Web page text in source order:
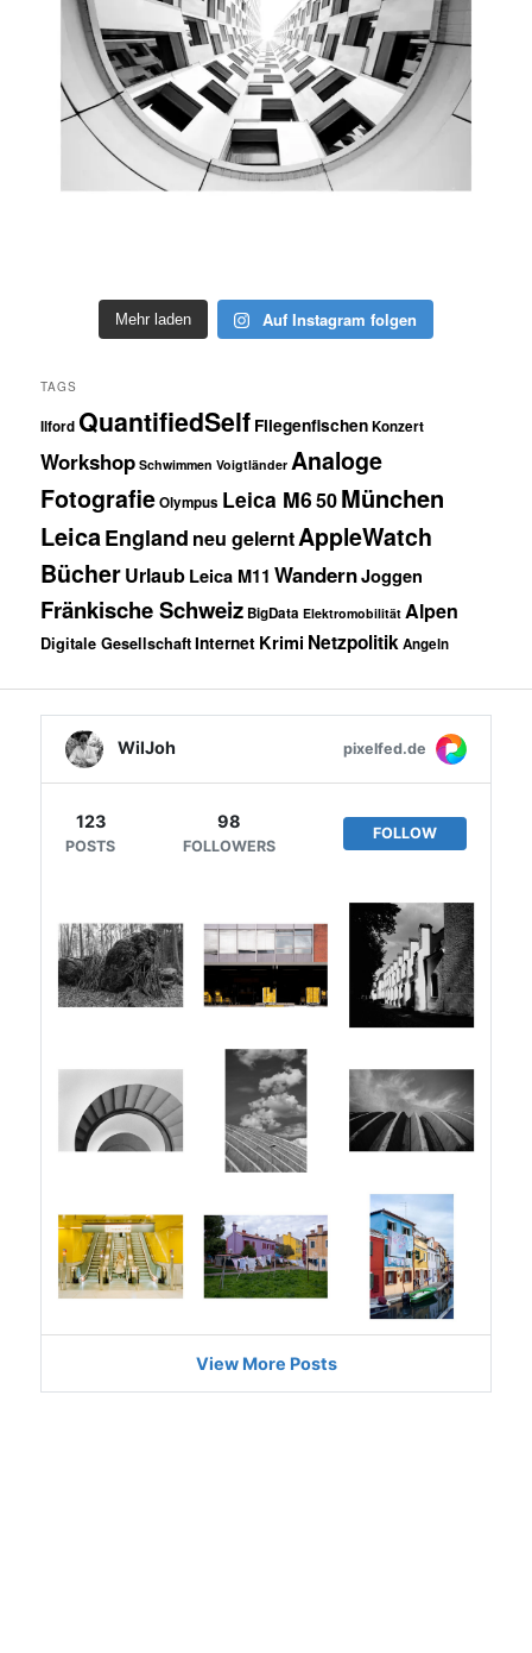
Mehr laden Auf Instagram folgen
TAGS
Ilford QuantifiedSelf FliegenfischenKonzert
Workshop Schwimmen Voigtländer Analoge
FotografieOlympus Leica M650München
LeicaEngland neu gelerntAppleWatch
BücherUrlaub Leica M11 WandernJoggen
Fränkische Schweiz BigData Elektromobilität Alpen
Digitale GesellschaftInternet Krimi NetzpolitikAngeln